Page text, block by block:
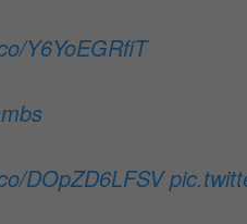
Y6YoEGRfiT
DOpZD6LFSV